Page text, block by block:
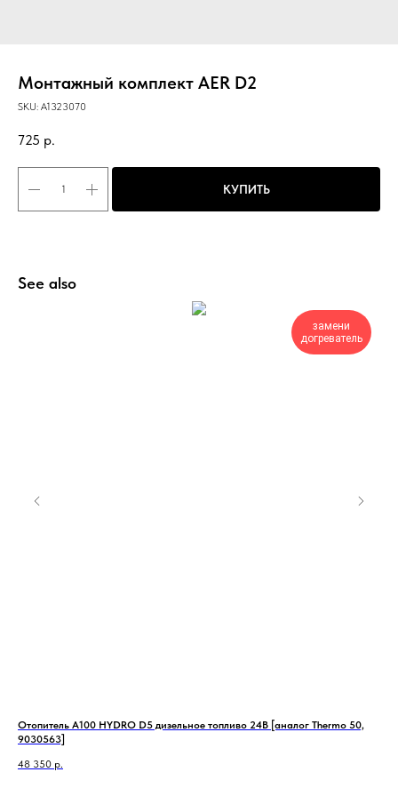
Монтажный комплект AER D2
SKU: A1323070
725 р.
КУПИТЬ
See also
замени
догреватель
Отопитель А100 HYDRO D5 дизельное топливо 24В [аналог Thermo 50,
9030563]
48 350 р.